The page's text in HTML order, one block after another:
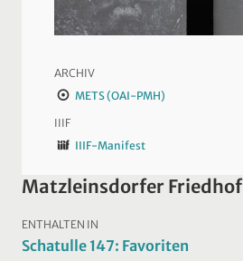
ARCHIV
METS (OAI-PMH)
IIIF
IIIF-Manifest
Matzleinsdorfer Friedhof
ENTHALTEN IN
Schatulle 147: Favoriten